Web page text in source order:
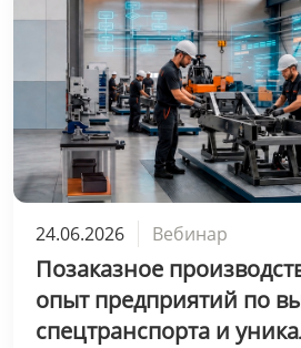
24.06.2026 Вебинар
Позаказное
опыт предприятий по
спецтранспорта и